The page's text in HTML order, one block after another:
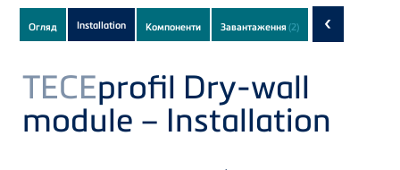
Subnavigation
of
current
Product
Огляд Installation Компоненти Завантаження (2) ‹
TECEprofil Dry-wall
module – Installation